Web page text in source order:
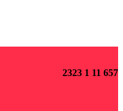
2323 1 11 657